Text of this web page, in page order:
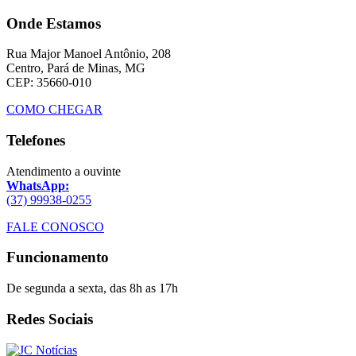
Onde Estamos
Rua Major Manoel Antônio, 208
Centro, Pará de Minas, MG
CEP: 35660-010
COMO CHEGAR
Telefones
Atendimento a ouvinte
WhatsApp:
(37) 99938-0255
FALE CONOSCO
Funcionamento
De segunda a sexta, das 8h as 17h
Redes Sociais